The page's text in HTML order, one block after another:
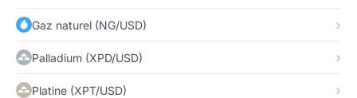
Gaz naturel (NG/USD)
Palladium (XPD/USD)
Platine (XPT/USD)